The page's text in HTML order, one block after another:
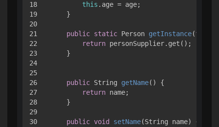
18
19
20
21
22
23
24
25
26
27
28
29
30
this .age = age;
    }
public static Person getInstance(final
return personSupplier.get();
    }
public String getName()
{
return name;
    }
public void setName(String name)
{